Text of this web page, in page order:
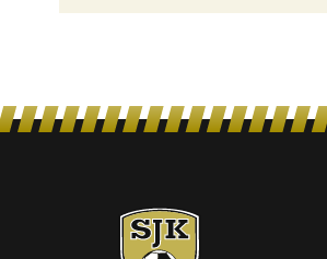
n
s
SJK-
juniorit